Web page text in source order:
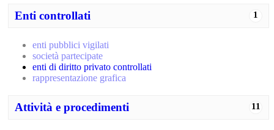
1
Enti controllati
enti pubblici vigilati
società partecipate
enti di diritto privato controllati
rappresentazione grafica
11
Attività e procedimenti